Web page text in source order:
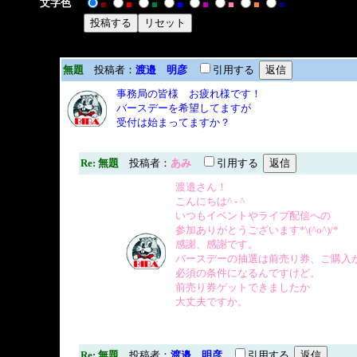
文字色 ■ ■ ■ ■ ■ ■ ■ ■
無題 投稿者： 渡邉 明彦
引用する
事務局の皆様 お疲れ様です！
バースデーを希望してますが
受付は始まってますか？
Re: 無題 投稿者： あみ
引用する
渡邉さん！
こんにちは^ - ^
いつもイベントやライブ配信への
参加ありがとうございます*\(^o^)/*
感謝、感謝です。
バースデーの抽選は前売り券、ご購入
必須の条件になるんですけど。
前売り券ゲットできましたか
大丈夫ですか。
Re: 無題 投稿者： 渡邉 明彦 引用する